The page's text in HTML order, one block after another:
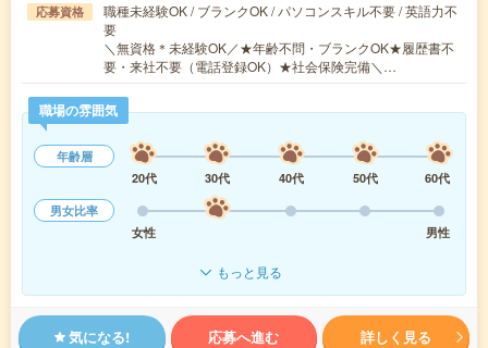
応募資格
職種未経験OK / ブランクOK / パソコンスキル不要 / 英語力不
要
＼無資格＊未経験OK／★年齢不問・ブランクOK★履歴書不
要・来社不要（電話登録OK）★社会保険完備＼…
職場の雰囲気
年齢層
20代
30代 40代 50代
60代
男女比率
女性
男性
もっと見る
気になる! 応募へ進む 詳しく見る